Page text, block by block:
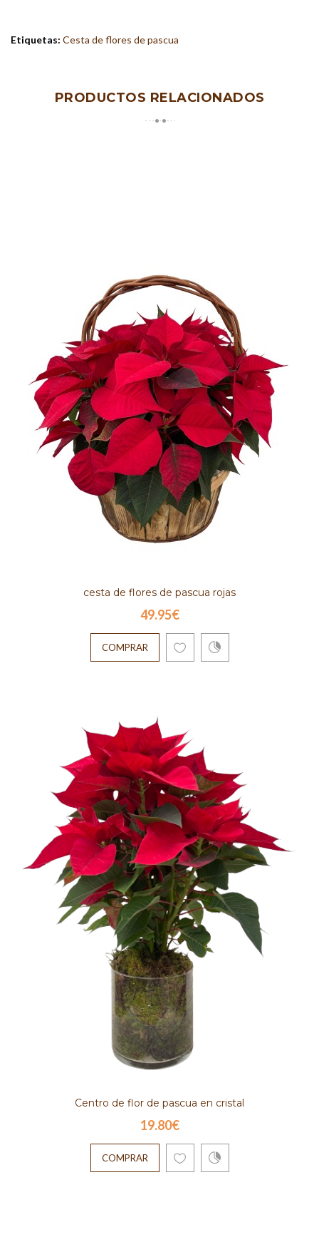
Etiquetas: Cesta de flores de pascua
PRODUCTOS RELACIONADOS
cesta de flores de pascua rojas
49.95€
COMPRAR
Centro de flor de pascua en cristal
19.80€
COMPRAR